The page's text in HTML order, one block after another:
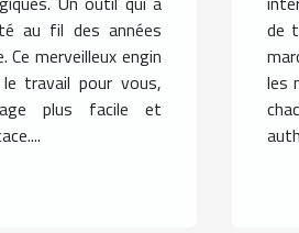
au fil des années
merveilleux engin
travail pour vous,
plus facile et
de
les